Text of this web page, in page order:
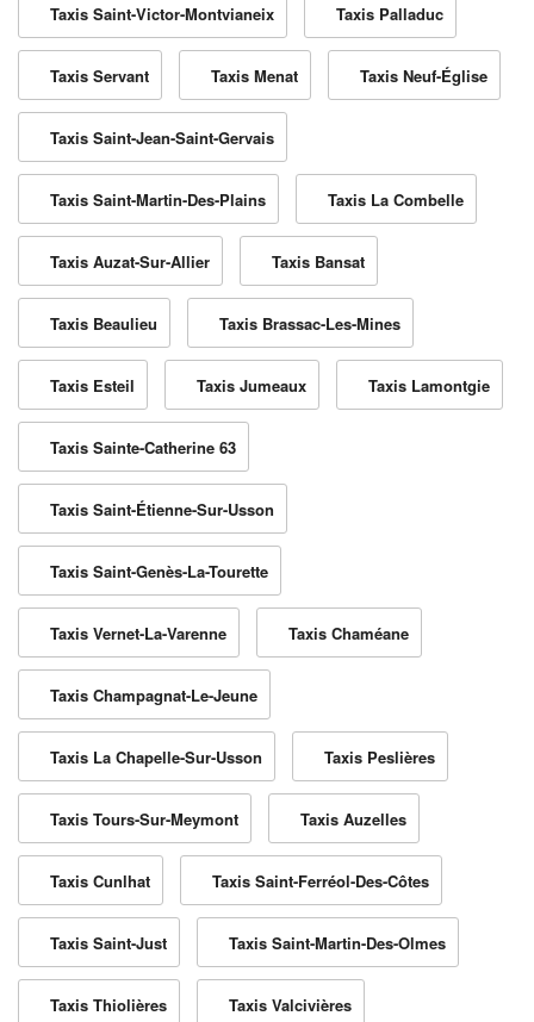
Taxis Saint-Victor-Montvianeix Taxis Palladuc
Taxis Servant Taxis Menat Taxis Neuf-Église
Taxis Saint-Jean-Saint-Gervais
Taxis Saint-Martin-Des-Plains Taxis La Combelle
Taxis Auzat-Sur-Allier Taxis Bansat
Taxis Beaulieu Taxis Brassac-Les-Mines
Taxis Esteil Taxis Jumeaux Taxis Lamontgie
Taxis Sainte-Catherine 63
Taxis Saint-Étienne-Sur-Usson
Taxis Saint-Genès-La-Tourette
Taxis Vernet-La-Varenne Taxis Chaméane
Taxis Champagnat-Le-Jeune
Taxis La Chapelle-Sur-Usson Taxis Peslières
Taxis Tours-Sur-Meymont Taxis Auzelles
Taxis Cunlhat Taxis Saint-Ferréol-Des-Côtes
Taxis Saint-Just Taxis Saint-Martin-Des-Olmes
Taxis Thiolières Taxis Valcivières